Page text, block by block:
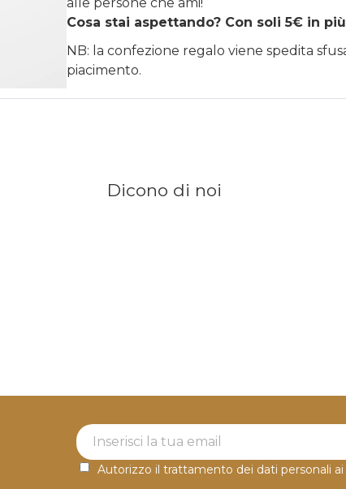
Cosa stai aspettando? Con soli 5€ in
NB: la confezione regalo viene spedita
piacimento.
Dicono di noi
Newsletter Label
Autorizzo il trattamento dei dati personali ai